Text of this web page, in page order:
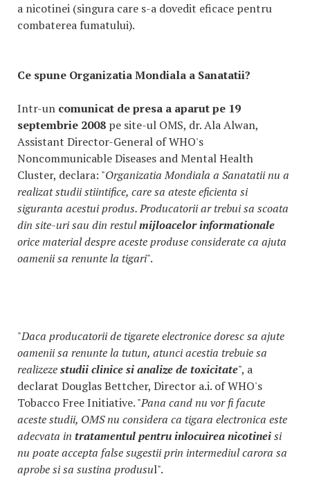
a nicotinei (singura care s-a dovedit eficace pentru
combaterea fumatului).
Ce spune Organizatia Mondiala a Sanatatii?
Intr-un comunicat de presa a aparut pe 19
septembrie 2008 pe site-ul OMS, dr. Ala Alwan,
Assistant Director-General of WHO's
Noncommunicable Diseases and Mental Health
Cluster, declara: "Organizatia Mondiala a Sanatatii nu a
realizat studii stiintifice, care sa ateste eficienta si
siguranta acestui produs. Producatorii ar trebui sa scoata
din site-uri sau din restulmijloacelor informationale
orice material despre aceste produse considerate ca ajuta
oamenii sa renunte la tigari".
"Daca producatorii de tigarete electronice doresc sa ajute
oamenii sa renunte la tutun, atunci acestia trebuie sa
realizezestudii clinice si analize de toxicitate", a
declarat Douglas Bettcher, Director a.i. of WHO's
Tobacco Free Initiative. "Pana cand nu vor fi facute
aceste studii, OMS nu considera ca tigara electronica este
adecvata in tratamentul pentru inlocuirea nicotineisi
nu poate accepta false sugestii prin intermediul carora sa
aprobe si sa sustina produsul".